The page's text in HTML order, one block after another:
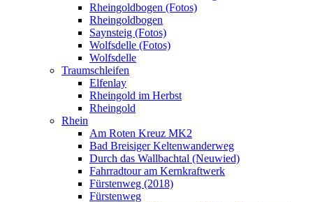
Rheingoldbogen (Fotos)
Rheingoldbogen
Saynsteig (Fotos)
Wolfsdelle (Fotos)
Wolfsdelle
Traumschleifen
Elfenlay
Rheingold im Herbst
Rheingold
Rhein
Am Roten Kreuz MK2
Bad Breisiger Keltenwanderweg
Durch das Wallbachtal (Neuwied)
Fahrradtour am Kernkraftwerk
Fürstenweg (2018)
Fürstenweg